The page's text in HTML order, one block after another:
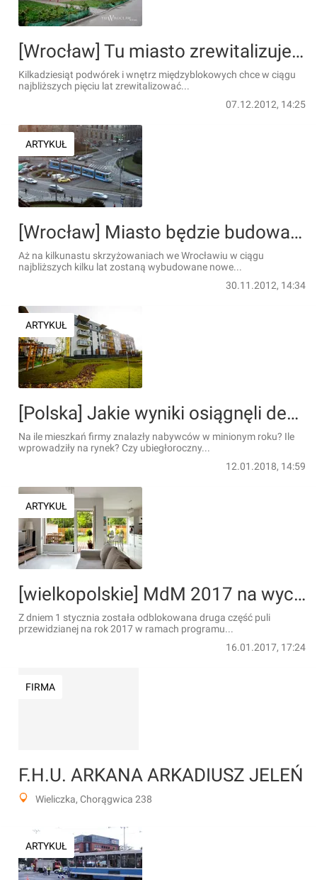
[Wrocław] Tu miasto zrewitalizuje podwórka i postawi nowe place zabaw [LISTA]
Kilkadziesiąt podwórek i wnętrz międzyblokowych chce w ciągu
najbliższych pięciu lat zrewitalizować...
07.12.2012, 14:25
ARTYKUŁ
[Wrocław] Miasto będzie budować nowe sygnalizacje. Światła staną aż w 15 miejscach!
Aż na kilkunastu skrzyżowaniach we Wrocławiu w ciągu
najbliższych kilku lat zostaną wybudowane nowe...
30.11.2012, 14:34
ARTYKUŁ
[Polska] Jakie wyniki osiągnęli deweloperzy w 2017 roku
Na ile mieszkań firmy znalazły nabywców w minionym roku? Ile
wprowadziły na rynek? Czy ubiegłoroczny...
12.01.2018, 14:59
ARTYKUŁ
[wielkopolskie] MdM 2017 na wyczerpaniu
Z dniem 1 stycznia została odblokowana druga część puli
przewidzianej na rok 2017 w ramach programu...
16.01.2017, 17:24
FIRMA
F.H.U. ARKANA ARKADIUSZ JELEŃ
Wieliczka, Chorągwica 238
ARTYKUŁ